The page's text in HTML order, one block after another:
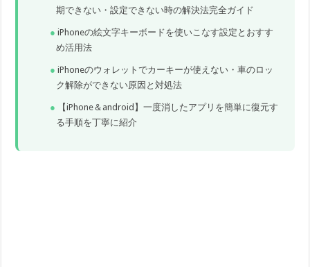
期できない・設定できない時の解決法完全ガイド
iPhoneの絵文字キーボードを使いこなす設定とおすす
め活用法
iPhoneのウォレットでカーキーが使えない・車のロッ
ク解除ができない原因と対処法
【iPhone＆android】一度消したアプリを簡単に復元す
る手順を丁寧に紹介